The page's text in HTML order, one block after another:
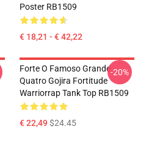
Poster RB1509
€ 18,21 - € 42,22
Forte O Famoso Grande
Quatro Gojira Fortitude
Warriorrap Tank Top RB1509
€ 22,49$24.45
-20%